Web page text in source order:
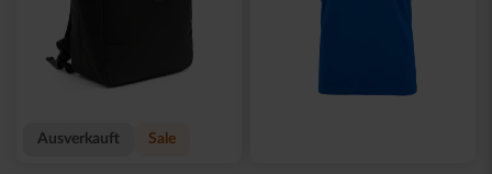
Ausverkauft Sale